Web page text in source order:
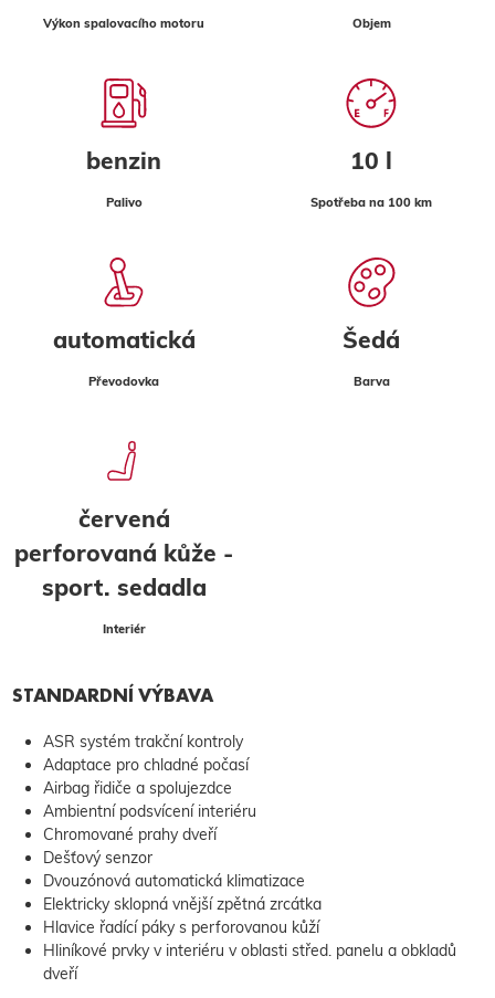
Výkon spalovacího motoru Objem
benzin
Palivo
10 l
Spotřeba na 100 km
automatická
Převodovka
Šedá
Barva
červená
perforovaná kůže -
sport. sedadla
Interiér
STANDARDNÍ VÝBAVA
ASR systém trakční kontroly
Adaptace pro chladné počasí
Airbag řidiče a spolujezdce
Ambientní podsvícení interiéru
Chromované prahy dveří
Dešťový senzor
Dvouzónová automatická klimatizace
Elektricky sklopná vnější zpětná zrcátka
Hlavice řadící páky s perforovanou kůží
Hliníkové prvky v interiéru v oblasti střed. panelu a obkladů
dveří